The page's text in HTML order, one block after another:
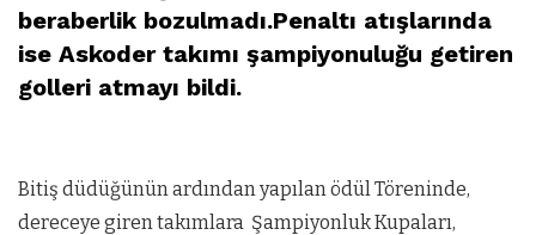
beraberlik bozulmadı.Penaltı atışlarında
ise Askoder takımı şampiyonuluğu getiren
golleri atmayı bildi.
Bitiş düdüğünün ardından yapılan ödül Töreninde,
dereceye giren takımlara Şampiyonluk Kupaları,